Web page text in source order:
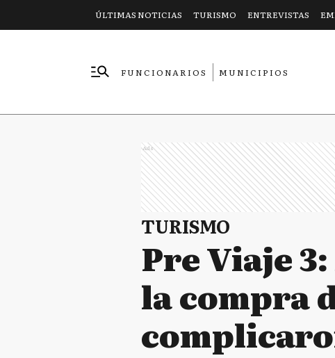
ÚLTIMAS NOTICIAS TURISMO ENTREVISTAS
FUNCIONARIOS
MUNICIPIOS
Ads
TURISMO
Pre Viaje
la compra